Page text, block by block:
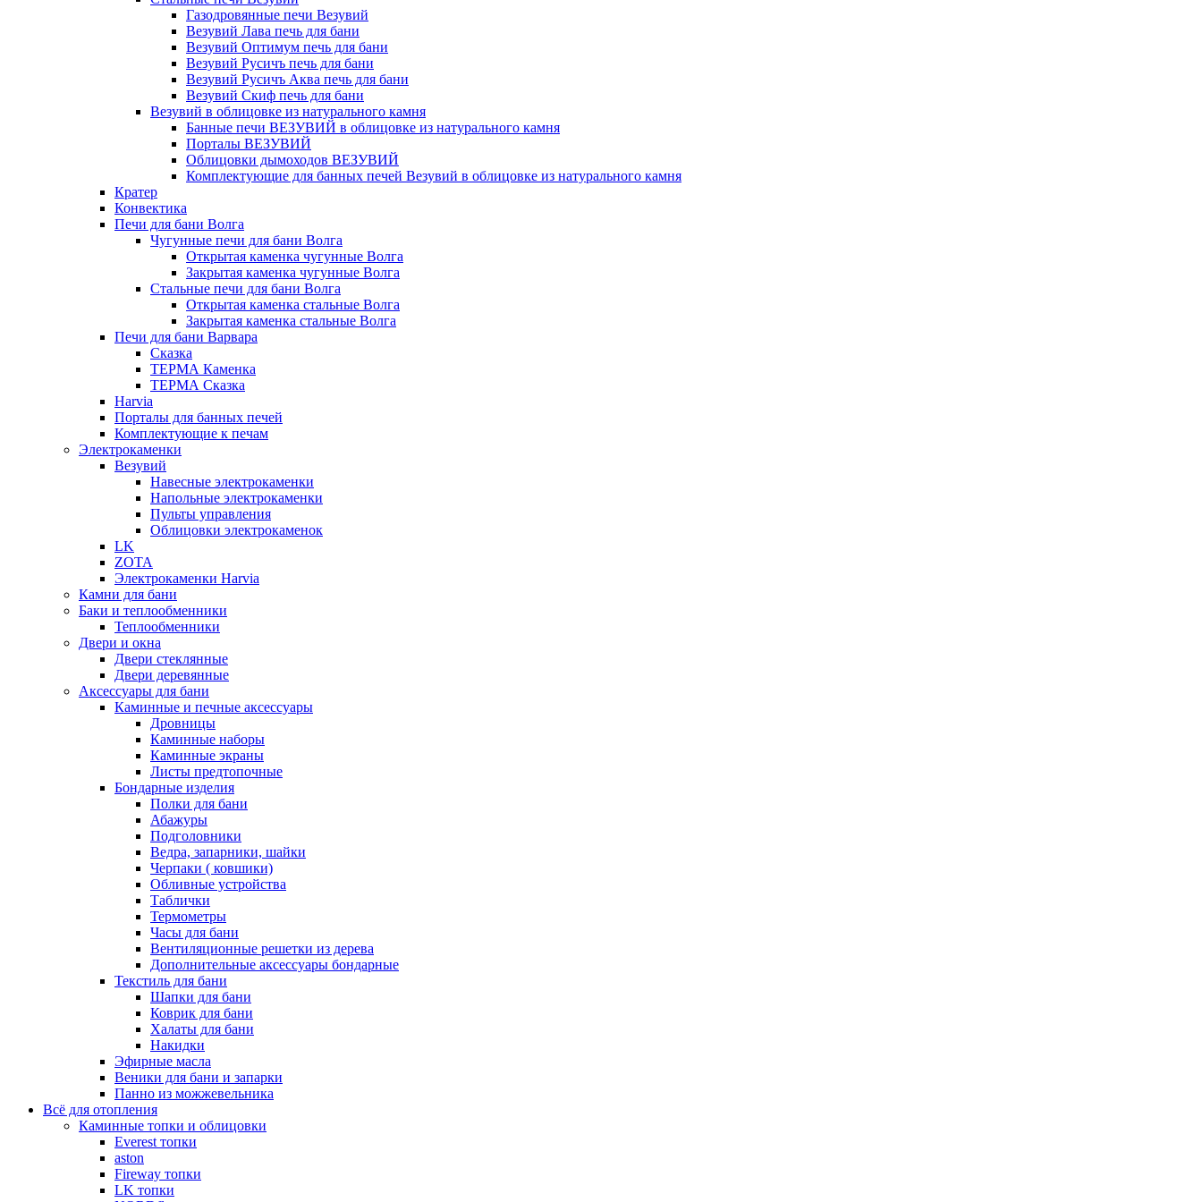
Газодровянные печи Везувий
Везувий Лава печь для бани
Везувий Оптимум печь для бани
Везувий Русичъ печь для бани
Везувий Русичъ Аква печь для бани
Везувий Скиф печь для бани
Везувий в облицовке из натурального камня
Банные печи ВЕЗУВИЙ в облицовке из натурального камня
Порталы ВЕЗУВИЙ
Облицовки дымоходов ВЕЗУВИЙ
Комплектующие для банных печей Везувий в облицовке из натурального камня
Кратер
Конвектика
Печи для бани Волга
Чугунные печи для бани Волга
Открытая каменка чугунные Волга
Закрытая каменка чугунные Волга
Стальные печи для бани Волга
Открытая каменка стальные Волга
Закрытая каменка стальные Волга
Печи для бани Варвара
Сказка
ТЕРМА Каменка
ТЕРМА Сказка
Harvia
Порталы для банных печей
Комплектующие к печам
Электрокаменки
Везувий
Навесные электрокаменки
Напольные электрокаменки
Пульты управления
Облицовки электрокаменок
LK
ZOTA
Электрокаменки Harvia
Камни для бани
Баки и теплообменники
Теплообменники
Двери и окна
Двери стеклянные
Двери деревянные
Аксессуары для бани
Каминные и печные аксессуары
Дровницы
Каминные наборы
Каминные экраны
Листы предтопочные
Бондарные изделия
Полки для бани
Абажуры
Подголовники
Ведра, запарники, шайки
Черпаки ( ковшики)
Обливные устройства
Таблички
Термометры
Часы для бани
Вентиляционные решетки из дерева
Дополнительные аксессуары бондарные
Текстиль для бани
Шапки для бани
Коврик для бани
Халаты для бани
Накидки
Эфирные масла
Веники для бани и запарки
Панно из можжевельника
Всё для отопления
Каминные топки и облицовки
Everest топки
aston
Fireway топки
LK топки